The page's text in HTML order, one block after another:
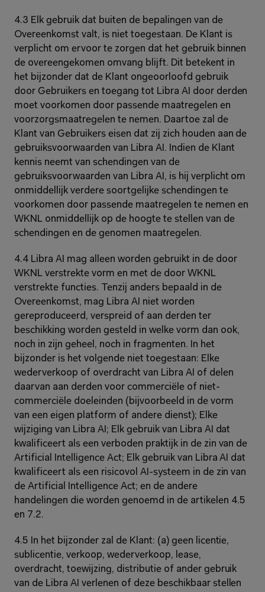
4.3 Elk gebruik dat buiten de bepalingen van de
Overeenkomst valt, is niet toegestaan. De Klant is
verplicht om ervoor te zorgen dat het gebruik binnen
de overeengekomen omvang blijft. Dit betekent in
het bijzonder dat de Klant ongeoorloofd gebruik
door Gebruikers en toegang tot Libra AI door derden
moet voorkomen door passende maatregelen en
voorzorgsmaatregelen te nemen. Daartoe zal de
Klant van Gebruikers eisen dat zij zich houden aan de
gebruiksvoorwaarden van Libra AI. Indien de Klant
kennis neemt van schendingen van de
gebruiksvoorwaarden van Libra AI, is hij verplicht om
onmiddellijk verdere soortgelijke schendingen te
voorkomen door passende maatregelen te nemen en
WKNL onmiddellijk op de hoogte te stellen van de
schendingen en de genomen maatregelen.
4.4 Libra AI mag alleen worden gebruikt in de door
WKNL verstrekte vorm en met de door WKNL
verstrekte functies. Tenzij anders bepaald in de
Overeenkomst, mag Libra AI niet worden
gereproduceerd, verspreid of aan derden ter
beschikking worden gesteld in welke vorm dan ook,
noch in zijn geheel, noch in fragmenten. In het
bijzonder is het volgende niet toegestaan: Elke
wederverkoop of overdracht van Libra AI of delen
daarvan aan derden voor commerciële of niet-
commerciële doeleinden (bijvoorbeeld in de vorm
van een eigen platform of andere dienst); Elke
wijziging van Libra AI; Elk gebruik van Libra AI dat
kwalificeert als een verboden praktijk in de zin van de
Artificial Intelligence Act; Elk gebruik van Libra AI dat
kwalificeert als een risicovol AI-systeem in de zin van
de Artificial Intelligence Act; en de andere
handelingen die worden genoemd in de artikelen 4.5
en 7.2.
4.5 In het bijzonder zal de Klant: (a) geen licentie,
sublicentie, verkoop, wederverkoop, lease,
overdracht, toewijzing, distributie of ander gebruik
van de Libra AI verlenen of deze beschikbaar stellen